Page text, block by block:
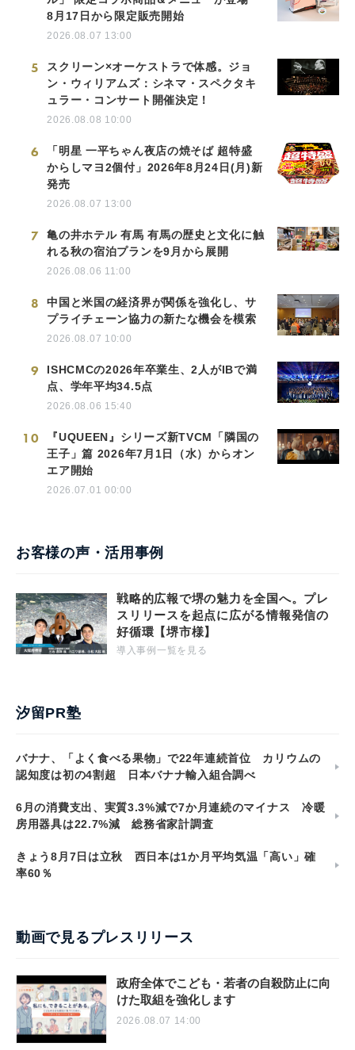
8月17日から限定販売開始
2026.08.07 13:00
5
スクリーン×オーケストラで体感。ジョ
ン・ウィリアムズ：シネマ・スペクタキ
ュラー・コンサート開催決定！
2026.08.08 10:00
6
「明星 一平ちゃん夜店の焼そば 超特盛
からしマヨ2個付」2026年8月24日(月)新
発売
2026.08.07 13:00
7
亀の井ホテル 有馬 有馬の歴史と文化に触
れる秋の宿泊プランを9月から展開
2026.08.06 11:00
8
中国と米国の経済界が関係を強化し、サ
プライチェーン協力の新たな機会を模索
2026.08.07 10:00
9
ISHCMCの2026年卒業生、2人がIBで満
点、学年平均34.5点
2026.08.06 15:40
10
『UQUEEN』シリーズ新TVCM「隣国の
王子」篇 2026年7月1日（水）からオン
エア開始
2026.07.01 00:00
お客様の声・活用事例
戦略的広報で堺の魅力を全国へ。プレ
スリリースを起点に広がる情報発信の
好循環【堺市様】
導入事例一覧を見る
汐留PR塾
バナナ、「よく食べる果物」で22年連続首位 カリウムの
認知度は初の4割超 日本バナナ輸入組合調べ
6月の消費支出、実質3.3%減で7か月連続のマイナス 冷暖
房用器具は22.7%減 総務省家計調査
きょう8月7日は立秋 西日本は1か月平均気温「高い」確
率60％
動画で見るプレスリリース
政府全体でこども・若者の自殺防止に向
けた取組を強化します
2026.08.07 14:00